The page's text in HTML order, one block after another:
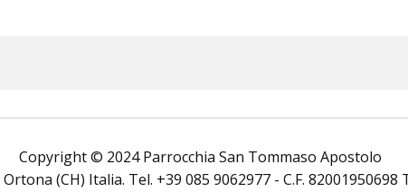
Copyright © 2024 Parrocchia San Tommaso Apostolo
(CH) Italia. Tel. +39 085 9062977 - C.F.